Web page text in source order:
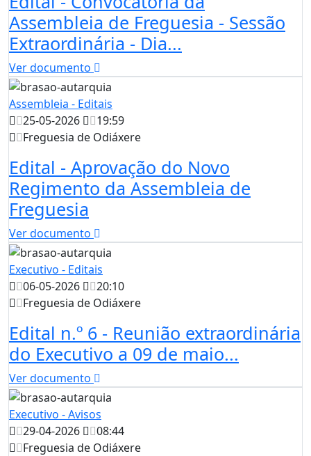
Assembleia de Freguesia - Sessão
Extraordinária - Dia...
Ver documento
Assembleia - Editais
25-05-2026
19:59
Freguesia de Odiáxere
Edital - Aprovação do Novo
Regimento da Assembleia de
Freguesia
Ver documento
Executivo - Editais
06-05-2026
20:10
Freguesia de Odiáxere
Edital n.º 6 - Reunião extraordinária
do Executivo a 09 de maio...
Ver documento
Executivo - Avisos
29-04-2026
08:44
Freguesia de Odiáxere